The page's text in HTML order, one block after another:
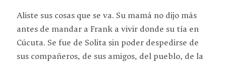
Aliste sus cosas que se va. Su mamá no dijo más
antes de mandar a Frank a vivir donde su tía en
Cúcuta. Se fue de Solita sin poder despedirse de
sus compañeros, de sus amigos, del pueblo, de la